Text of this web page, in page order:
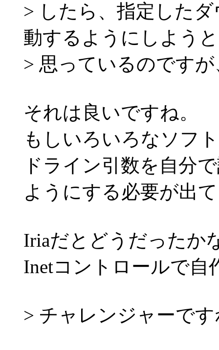
> したら、指定した
動するようにしようと
> 思っているのです
それは良いですね。
もしいろいろなソフ
ドライン引数を自分
ようにする必要が出
Iriaだとどうだったか
Inetコントロールで自
> チャレンジャーで